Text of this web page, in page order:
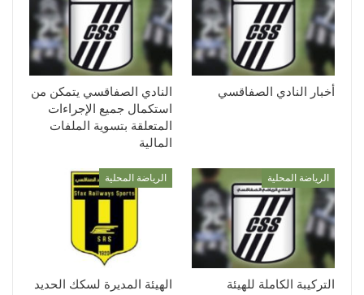
أخبار النادي الصفاقسي
النادي الصفاقسي يتمكن من
استكمال جميع الإجراءات
المتعلقة بتسوية الملفات
المالية
الرياضة المحلية
التركيبة الكاملة للهيئة
الرياضة المحلية
الهيئة المديرة لسكك الحديد